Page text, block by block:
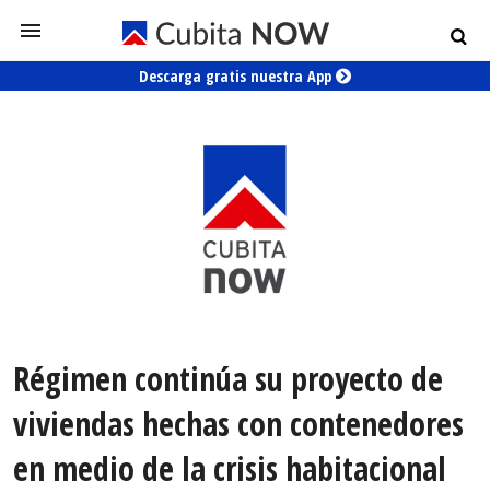
Descarga gratis nuestra App
Régimen continúa su proyecto de
viviendas hechas con contenedores
en medio de la crisis habitacional